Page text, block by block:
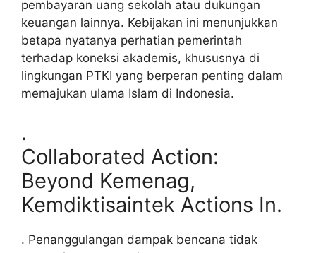
pembayaran uang sekolah atau dukungan
keuangan lainnya. Kebijakan ini menunjukkan
betapa nyatanya perhatian pemerintah
terhadap koneksi akademis, khususnya di
lingkungan PTKI yang berperan penting dalam
memajukan ulama Islam di Indonesia.
.
Collaborated Action:
Beyond Kemenag,
Kemdiktisaintek Actions In.
. Penanggulangan dampak bencana tidak